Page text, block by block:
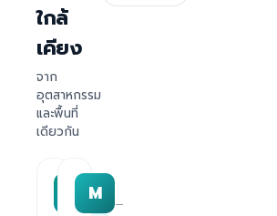
ใกล้
เคียง
จาก
อุตสาหกรรม
และพื้นที่
เดียวกัน
HRWork
—
M —